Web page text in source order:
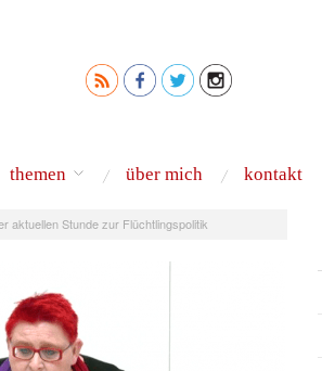
themen über mich kontakt
aktuellen Stunde zur Flüchtlingspolitik